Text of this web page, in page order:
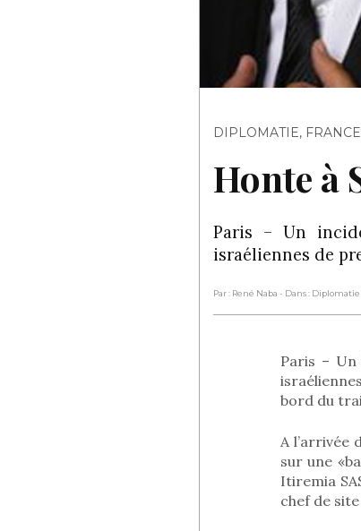
DIPLOMATIE, FRANCE
Honte à
Paris – Un
israéliennes de
Par : René Naba - Dans : Diplomatie
Paris –
bord du
A l’arrivée
sur une
Itiremia
chef de